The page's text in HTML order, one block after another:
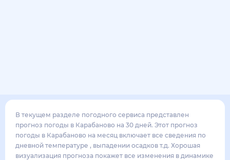
В текущем разделе погодного сервиса представлен
прогноз погоды в Карабаново на 30 дней. Этот прогноз
погоды в Карабаново на месяц включает все сведения по
дневной температуре , выпадении осадков т.д. Хорошая
визуализация прогноза покажет все изменения в динамике